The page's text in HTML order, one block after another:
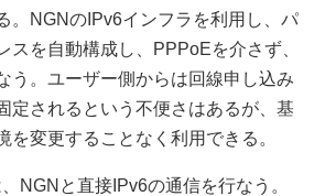
。NGNのIPv6インフラを利用し、パ
スを自動構成し、PPPoEを介さず、
う。ユーザー側からは回線申し込み
定されるという不便さはあるが、基
を変更することなく利用できる。
NGNと直接IPv6の通信を行なう。